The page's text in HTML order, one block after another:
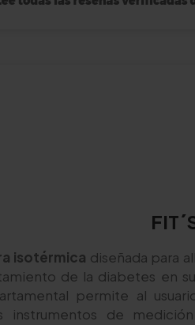
isotérmica diseñada para
de la diabetes en
permite al
instrumentos de